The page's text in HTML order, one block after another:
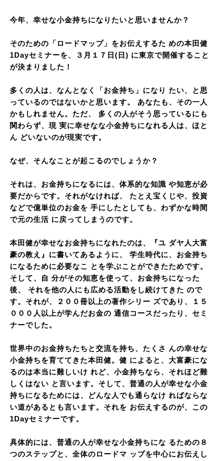
今年、幸せな小金持ちになりたいと思いませんか？
そのための「ロードマップ」をお伝えするた めの本田健
1Dayセミナーを、３月１７日(日) に東京で開催すること
が決まりました！
多くの人は、なんとなく「お金持ち」になり たい、と思
っているのではないかと思います。 あなたも、その一人
かもしれません。ただ、 多くの人がそう思っているにも
関わらず、現 実に幸せなな小金持ちになれる人は、ほと
ん どいないのが現実です。
なぜ、そんなことが起こるのでしょうか？
それは、お金持ちになるには、体系的な知識 や知恵が必
要だからです。それがなければ、 たとえ宝くじや、投資
などで億単位のお金を 手にしたとしても、わずかな時間
で元の生活 に戻ってしまうのです。
本田健が幸せなお金持ちになれたのは、『ユ ダヤ人大富
豪の教え』に書いてあるように、 学生時代に、お金持ち
になるために必要なこ とを学ぶことができたためです。
そして、自 分がその知恵を使って、お金持ちになった
後、 それを他の人にも広める活動をし続けてきた ので
す。それが、２００冊以上の著作シリー ズであり、１５
０００人以上が学んだお金の 通信コースだったり、セミ
ナーでした。
世界中のお金持ちたちと交流を持ち、たくさ んの幸せな
小金持ちを育ててきた本田健。健 によると、大富豪にな
るのは本当に難しいけ れど、小金持ちなら、それほど難
しくはない と言います。そして、普通の人が幸せな小金
持ちになるためには、どんな人でも通らなけ ればならな
い道があるとも言います。それを お伝えするのが、この
1Dayセミナーです。
具体的には、普通の人が幸せな小金持ちにな るための８
つのステップと、全体のロードマ ップを中心にお伝えし